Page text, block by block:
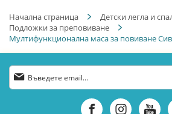
Начална страница
Детски легла и
Подложки за преповиване
Мултифункционална маса за повиване
Абонирай
се